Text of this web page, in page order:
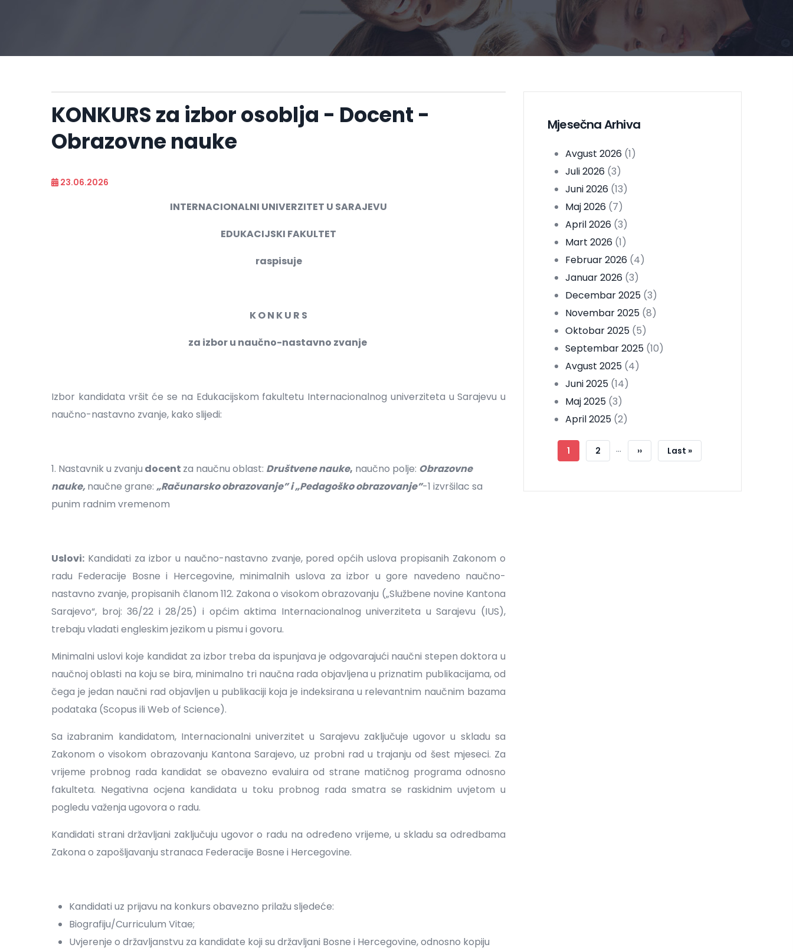
KONKURS za izbor osoblja - Docent -
Obrazovne nauke
23.06.2026
INTERNACIONALNI UNIVERZITET U SARAJEVU
EDUKACIJSKI FAKULTET
raspisuje
K O N K U R S
za izbor u naučno-nastavno zvanje
Izbor kandidata vršit će se na Edukacijskom fakultetu Internacionalnog univerziteta u Sarajevu u
naučno-nastavno zvanje, kako slijedi:
1. Nastavnik u zvanju docent za naučnu oblast: Društvene nauke, naučno polje: Obrazovne
nauke,naučne grane: „Računarsko obrazovanje” i „Pedagoško obrazovanje”-1 izvršilac sa
punim radnim vremenom
Uslovi: Kandidati za izbor u naučno-nastavno zvanje, pored općih uslova propisanih Zakonom o
radu Federacije Bosne i Hercegovine, minimalnih uslova za izbor u gore navedeno naučno-
nastavno zvanje, propisanih članom 112. Zakona o visokom obrazovanju („Službene novine Kantona
Sarajevo“, broj: 36/22 i 28/25) i općim aktima Internacionalnog univerziteta u Sarajevu (IUS),
trebaju vladati engleskim jezikom u pismu i govoru.
Minimalni uslovi koje kandidat za izbor treba da ispunjava je odgovarajući naučni stepen doktora u
naučnoj oblasti na koju se bira, minimalno tri naučna rada objavljena u priznatim publikacijama, od
čega je jedan naučni rad objavljen u publikaciji koja je indeksirana u relevantnim naučnim bazama
podataka (Scopus ili Web of Science).
Sa izabranim kandidatom, Internacionalni univerzitet u Sarajevu zaključuje ugovor u skladu sa
Zakonom o visokom obrazovanju Kantona Sarajevo, uz probni rad u trajanju od šest mjeseci. Za
vrijeme probnog rada kandidat se obavezno evaluira od strane matičnog programa odnosno
fakulteta. Negativna ocjena kandidata u toku probnog rada smatra se raskidnim uvjetom u
pogledu važenja ugovora o radu.
Kandidati strani državljani zaključuju ugovor o radu na određeno vrijeme, u skladu sa odredbama
Zakona o zapošljavanju stranaca Federacije Bosne i Hercegovine.
Kandidati uz prijavu na konkurs obavezno prilažu sljedeće:
Biografiju/Curriculum Vitae;
Uvjerenje o državljanstvu za kandidate koji su državljani Bosne i Hercegovine, odnosno kopiju
Mjesečna Arhiva
Avgust 2026 (1)
Juli 2026 (3)
Juni 2026 (13)
Maj 2026 (7)
April 2026 (3)
Mart 2026 (1)
Februar 2026 (4)
Januar 2026 (3)
Decembar 2025 (3)
Novembar 2025 (8)
Oktobar 2025 (5)
Septembar 2025 (10)
Avgust 2025 (4)
Juni 2025 (14)
Maj 2025 (3)
April 2025 (2)
Pagination
Current
1 Strana
2 …
Next
››
Last
Last »